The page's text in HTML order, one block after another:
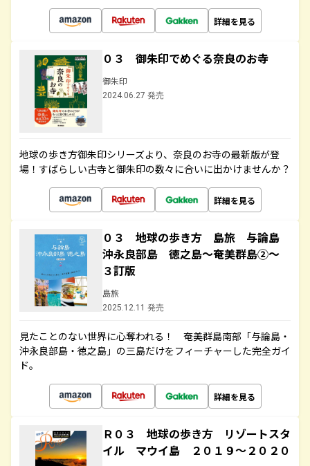
詳細を見る
０３ 御朱印でめぐる奈良のお寺
御朱印
2024.06.27 発売
地球の歩き方御朱印シリーズより、奈良のお寺の最新版が登
場！すばらしい古寺と御朱印の数々に合いに出かけませんか？
詳細を見る
０３ 地球の歩き方 島旅 与論島
沖永良部島 徳之島～奄美群島②～
３訂版
島旅
2025.12.11 発売
見たことのない世界に心奪われる！ 奄美群島南部「与論島・
沖永良部島・徳之島」の三島だけをフィーチャーした完全ガイ
ド。
詳細を見る
Ｒ０３ 地球の歩き方 リゾートスタ
イル マウイ島 ２０１９～２０２０